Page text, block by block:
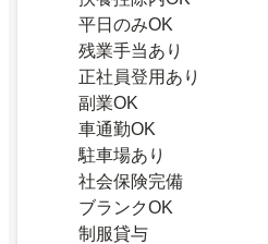
平日のみOK
残業手当あり
正社員登用あり
副業OK
車通勤OK
駐車場あり
社会保険完備
ブランクOK
制服貸与